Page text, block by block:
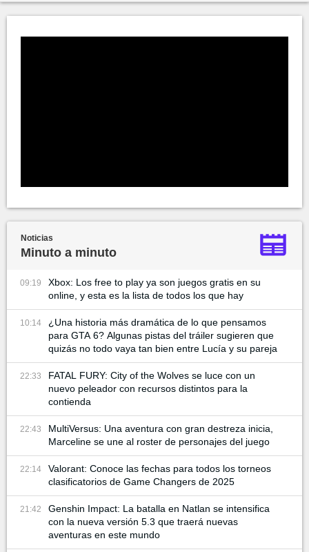
Noticias
Minuto a minuto
09:19
Xbox: Los free to play ya son juegos gratis en su
online, y esta es la lista de todos los que hay
10:14
¿Una historia más dramática de lo que pensamos
para GTA 6? Algunas pistas del tráiler sugieren que
quizás no todo vaya tan bien entre Lucía y su pareja
22:33
FATAL FURY: City of the Wolves se luce con un
nuevo peleador con recursos distintos para la
contienda
22:43
MultiVersus: Una aventura con gran destreza inicia,
Marceline se une al roster de personajes del juego
22:14
Valorant: Conoce las fechas para todos los torneos
clasificatorios de Game Changers de 2025
21:42
Genshin Impact: La batalla en Natlan se intensifica
con la nueva versión 5.3 que traerá nuevas
aventuras en este mundo